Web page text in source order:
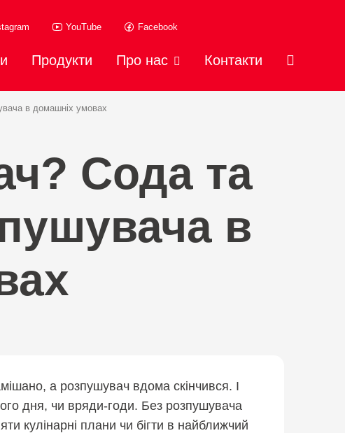
YouTube Facebook
Продукти Про нас Контакти
в домашніх умовах
Сода та
в
а розпушувач вдома скінчився. І
дня, чи вряди-годи. Без розпушувача
кулінарні плани чи бігти в найближчий